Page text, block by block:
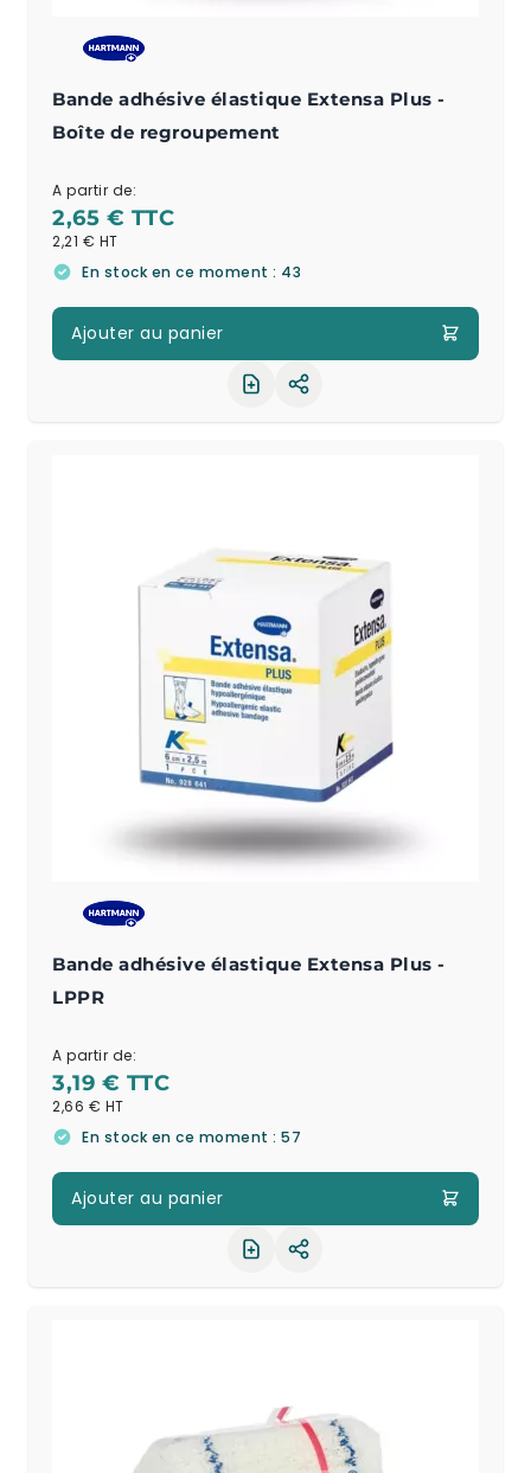
Bande adhésive élastique Extensa Plus -
Boîte de regroupement
A partir de:
2,65 €
2,21 €
En stock en ce moment : 43
Ajouter au panier
Partager le produit
Bande adhésive élastique Extensa Plus -
LPPR
A partir de:
3,19 €
2,66 €
En stock en ce moment : 57
Ajouter au panier
Partager le produit